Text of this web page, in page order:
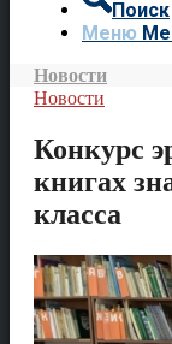
Поиск
Меню
Новости
Новости
Конкурс
книгах
класса